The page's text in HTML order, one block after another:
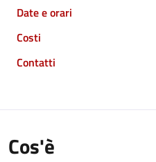
Date e orari
Costi
Contatti
Cos'è